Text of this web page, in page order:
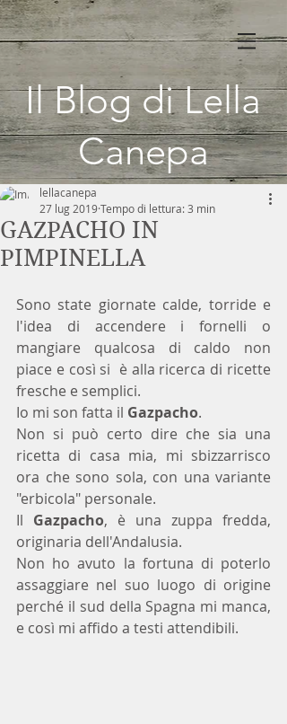
Il Blog di Lella
Canepa
GAZPACHO IN
PIMPINELLA
lellacanepa
27 lug 2019Tempo di lettura: 3 min
Sono state giornate calde, torride e
l'idea di accendere i fornelli o
mangiare qualcosa di caldo non
piace e così si  è alla ricerca di ricette
fresche e semplici.
Io mi son fatta il Gazpacho.
Non si può certo dire che sia una
ricetta di casa mia, mi sbizzarrisco
ora che sono sola, con una variante
"erbicola" personale.
Il Gazpacho, è una zuppa fredda,
originaria dell'Andalusia.
Non ho avuto la fortuna di poterlo
assaggiare nel suo luogo di origine
perché il sud della Spagna mi manca,
e così mi affido a testi attendibili.